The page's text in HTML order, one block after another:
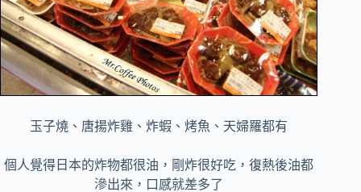
玉子燒、唐揚炸雞、炸蝦、烤魚、天婦羅都有
個人覺得日本的炸物都很油，剛炸很好吃，復熱後油都
滲出來，口感就差多了